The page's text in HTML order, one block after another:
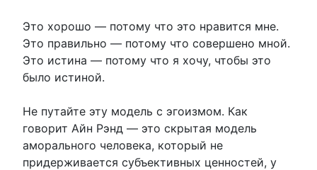
Это хорошо — потому что это нравится мне.
Это правильно — потому что совершено мной.
Это истина — потому что я хочу, чтобы это
было истиной.
Не путайте эту модель с эгоизмом. Как
говорит Айн Рэнд — это скрытая модель
аморального человека, который не
придерживается субъективных ценностей, у